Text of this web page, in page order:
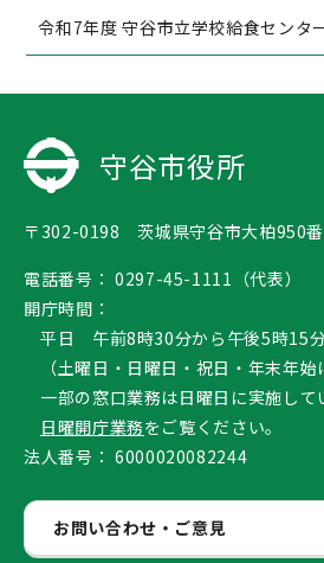
令和7年度 守谷市立学校給食センタ
守谷市役所
〒302-0198 茨城県守谷市大柏950
電話番号： 0297-45-1111（代表）
開庁時間：
平日 午前8時30分から午後5時15
（土曜日・日曜日・祝日・年末年始
一部の窓口業務は日曜日に実施して
日曜開庁業務をご覧ください。
法人番号： 6000020082244
お問い合わせ・ご意見